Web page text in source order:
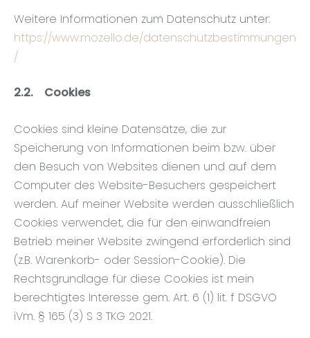
Weitere Informationen zum Datenschutz unter:
https://www.mozello.de/datenschutzbestimmungen
/
2.2. Cookies
Cookies sind kleine Datensätze, die zur
Speicherung von Informationen beim bzw. über
den Besuch von Websites dienen und auf dem
Computer des Website-Besuchers gespeichert
werden. Auf meiner Website werden ausschließlich
Cookies verwendet, die für den einwandfreien
Betrieb meiner Website zwingend erforderlich sind
(z.B. Warenkorb- oder Session-Cookie). Die
Rechtsgrundlage für diese Cookies ist mein
berechtigtes Interesse gem. Art. 6 (1) lit. f DSGVO
iVm. § 165 (3) S 3 TKG 2021.